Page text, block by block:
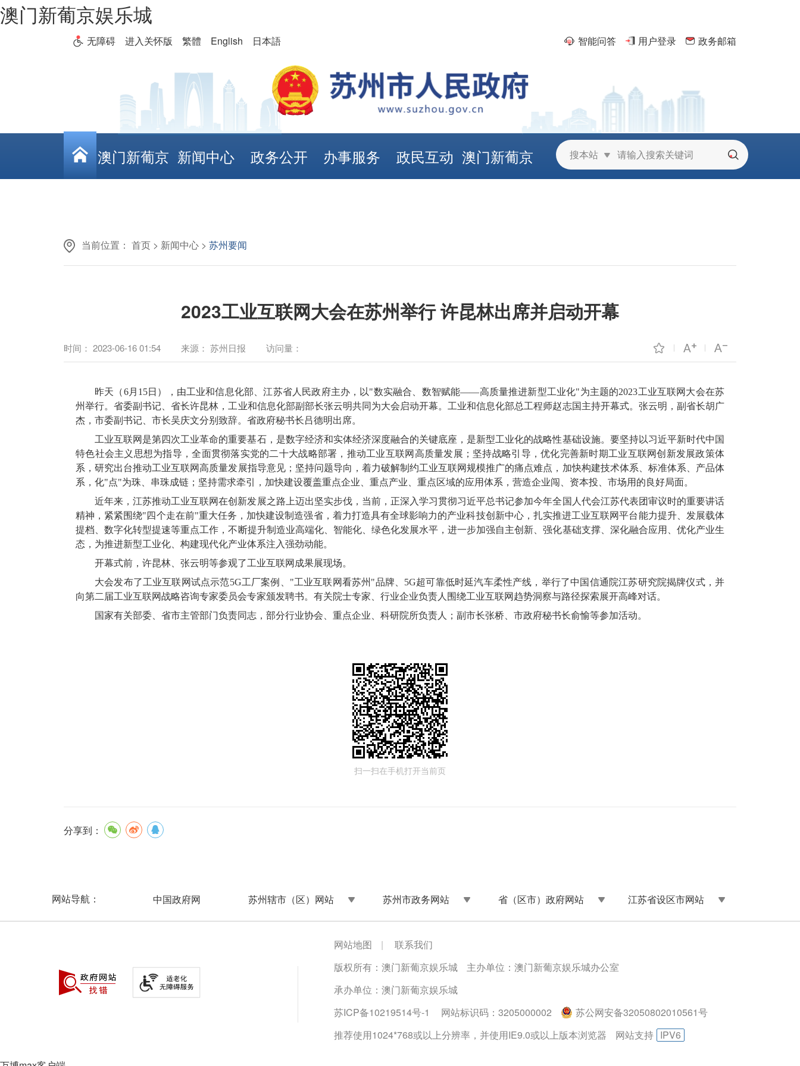
澳门新葡京娱乐城
无障碍 进入关怀版 繁體 English 日本語 智能问答 用户登录 政务邮箱
搜本站
澳门新葡京 新闻中心 政务公开 办事服务 政民互动 澳门新葡京
当前位置： 首页 > 新闻中心 > 苏州要闻
2023工业互联网大会在苏州举行 许昆林出席并启动开幕
时间： 2023-06-16 01:54 来源： 苏州日报 访问量：
昨天（6月15日），由工业和信息化部、江苏省人民政府主办，以"数实融合、数智赋能——高质量推进新型工业化"为主题的2023工业互联网大会在苏
州举行。省委副书记、省长许昆林，工业和信息化部副部长张云明共同为大会启动开幕。工业和信息化部总工程师赵志国主持开幕式。张云明，副省长胡广
杰，市委副书记、市长吴庆文分别致辞。省政府秘书长吕德明出席。
工业互联网是第四次工业革命的重要基石，是数字经济和实体经济深度融合的关键底座，是新型工业化的战略性基础设施。要坚持以习近平新时代中国
特色社会主义思想为指导，全面贯彻落实党的二十大战略部署，推动工业互联网高质量发展；坚持战略引导，优化完善新时期工业互联网创新发展政策体
系，研究出台推动工业互联网高质量发展指导意见；坚持问题导向，着力破解制约工业互联网规模推广的痛点难点，加快构建技术体系、标准体系、产品体
系，化"点"为珠、串珠成链；坚持需求牵引，加快建设覆盖重点企业、重点产业、重点区域的应用体系，营造企业闯、资本投、市场用的良好局面。
近年来，江苏推动工业互联网在创新发展之路上迈出坚实步伐，当前，正深入学习贯彻习近平总书记参加今年全国人代会江苏代表团审议时的重要讲话
精神，紧紧围绕"四个走在前"重大任务，加快建设制造强省，着力打造具有全球影响力的产业科技创新中心，扎实推进工业互联网平台能力提升、发展载体
提档、数字化转型提速等重点工作，不断提升制造业高端化、智能化、绿色化发展水平，进一步加强自主创新、强化基础支撑、深化融合应用、优化产业生
态，为推进新型工业化、构建现代化产业体系注入强劲动能。
开幕式前，许昆林、张云明等参观了工业互联网成果展现场。
大会发布了工业互联网试点示范5G工厂案例、"工业互联网看苏州"品牌、5G超可靠低时延汽车柔性产线，举行了中国信通院江苏研究院揭牌仪式，并
向第二届工业互联网战略咨询专家委员会专家颁发聘书。有关院士专家、行业企业负责人围绕工业互联网趋势洞察与路径探索展开高峰对话。
国家有关部委、省市主管部门负责同志，部分行业协会、重点企业、科研院所负责人；副市长张桥、市政府秘书长俞愉等参加活动。
扫一扫在手机打开当前页
分享到：
网站导航： 中国政府网 苏州辖市（区）网站 苏州市政务网站 省（区市）政府网站 江苏省设区市网站
网站地图 |
联系我们
版权所有：澳门新葡京娱乐城
主办单位：澳门新葡京娱乐城办公室
承办单位：澳门新葡京娱乐城
苏ICP备10219514号-1
网站标识码：3205000002
苏公网安备32050802010561号
推荐使用1024*768或以上分辨率，并使用IE9.0或以上版本浏览器
网站支持 IPV6